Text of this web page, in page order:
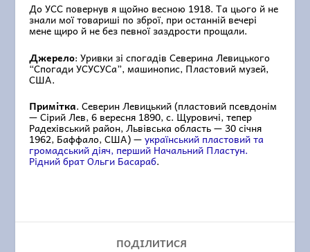
До УСС повернув я щойно весною 1918. Та цього й не
знали мої товариші по зброї, при останній вечері
мене щиро й не без певної заздрости прощали.
Джерело: Уривки зі спогадів Северина Левицького
“Спогади УСУСУСа”, машинопис, Пластовий музей,
США.
Примітка. Северин Левицький (пластовий псевдонім
— Сірий Лев, 6 вересня 1890, с. Щуровичі, тепер
Радехівський район, Львівська область — 30 січня
1962, Баффало, США) —український пластовий та
громадський діяч, перший Начальний Пластун.
Рідний брат Ольги Басараб.
ПОДІЛИТИСЯ